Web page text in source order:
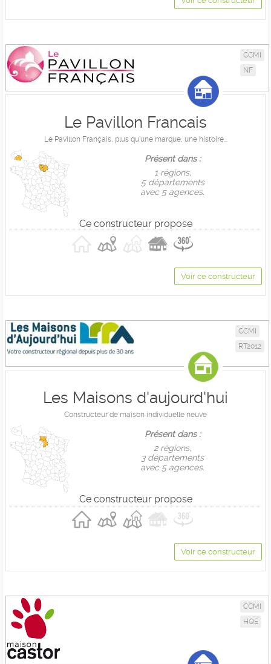
CCMI
NF
Le Pavillon Francais
Le Pavillon Français, plus qu'une marque, une histoire...
Présent dans :
1 règions,
5 départements
avec 5 agences.
Ce constructeur propose
Voir ce constructeur
CCMI
RT2012
Les Maisons d'aujourd'hui
Constructeur de maison individuelle neuve
Présent dans :
2 règions,
3 départements
avec 5 agences.
Ce constructeur propose
Voir ce constructeur
CCMI
HQE